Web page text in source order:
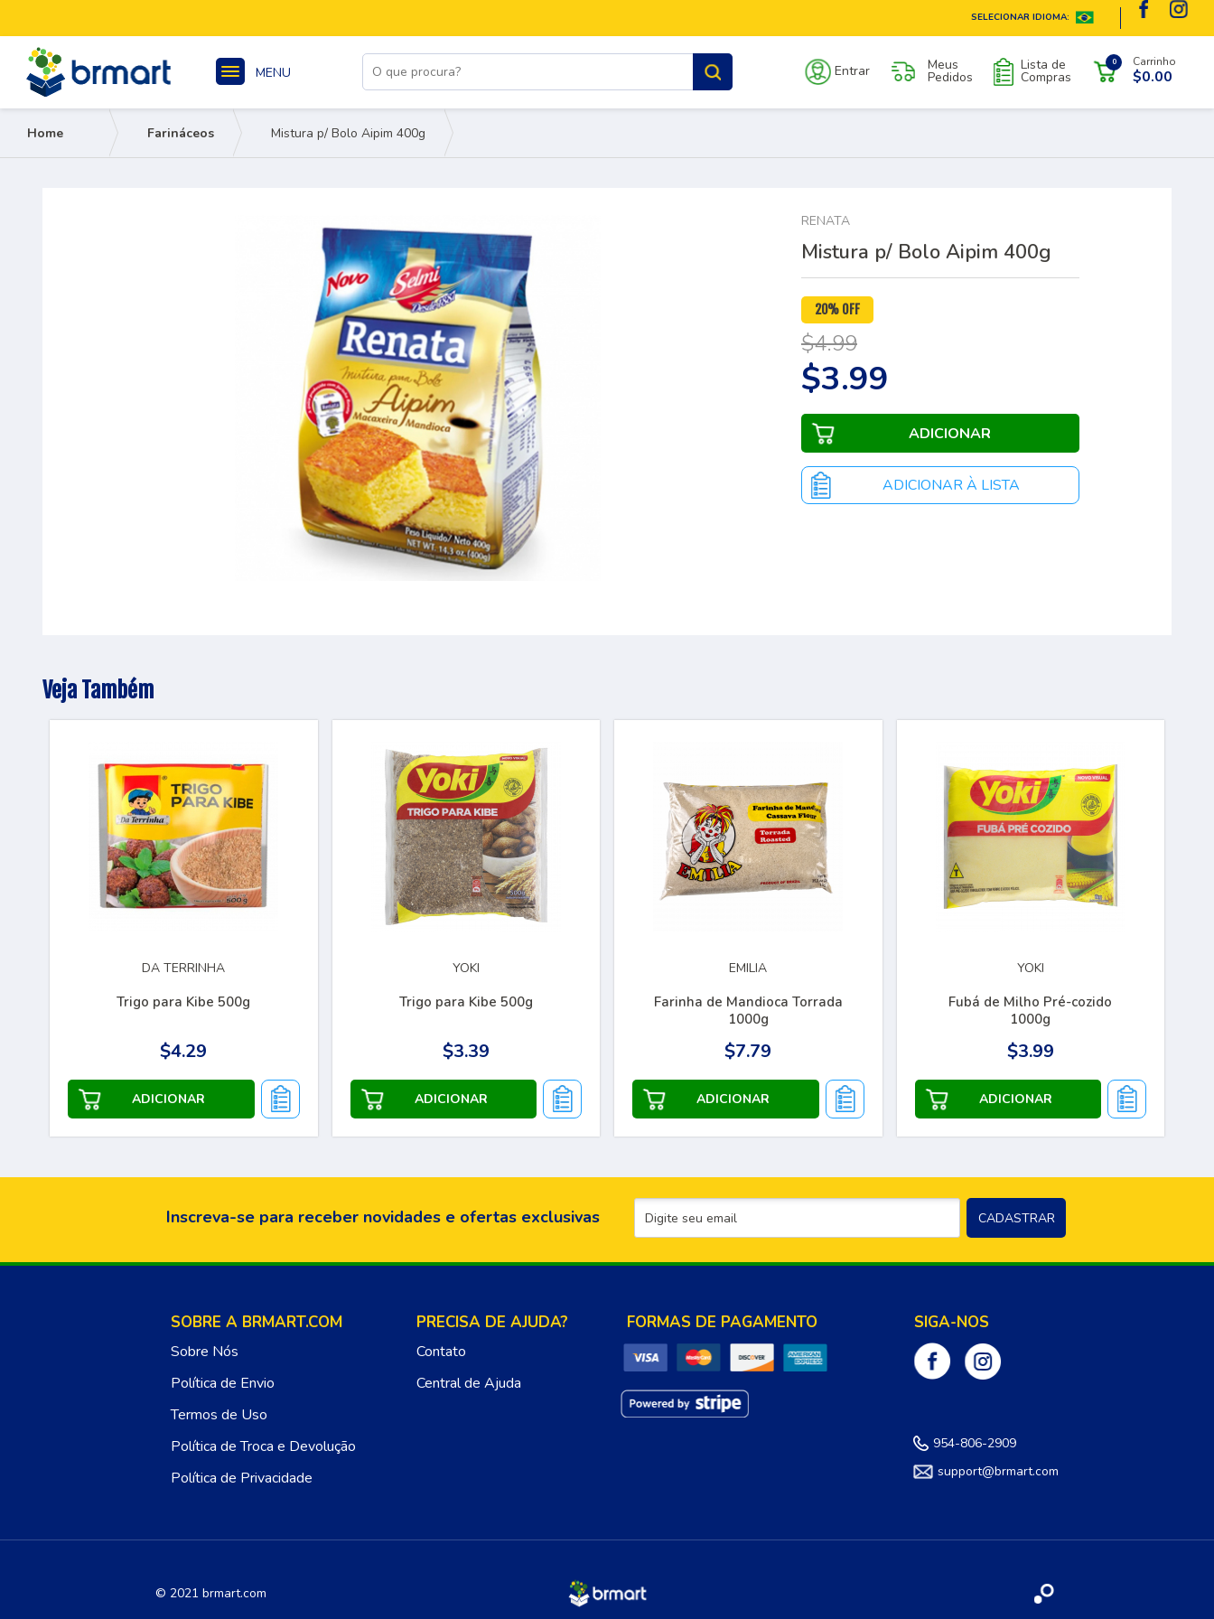
SELECIONAR IDIOMA:
MENU Entrar Meus
Pedidos
Lista de
Compras
0 Carrinho
$0.00
Home Farináceos Mistura p/ Bolo Aipim 400g
RENATA
Mistura p/ Bolo Aipim 400g
20% OFF
$4.99
$3.99
Veja Também
DA TERRINHA
Trigo para Kibe 500g
$4.29
YOKI
Trigo para Kibe 500g
$3.39
EMILIA
Farinha de Mandioca Torrada
1000g
$7.79
YOKI
Fubá de Milho Pré-cozido
1000g
$3.99
Inscreva-se para receber novidades e ofertas exclusivas
SOBRE A BRMART.COM
Sobre Nós
Política de Envio
Termos de Uso
Política de Troca e Devolução
Política de Privacidade
PRECISA DE AJUDA?
Contato
Central de Ajuda
FORMAS DE PAGAMENTO SIGA-NOS
954-806-2909
support@brmart.com
© 2021 brmart.com